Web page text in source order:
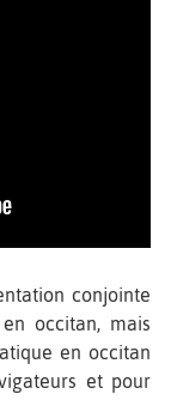
conjointe
occitan, mais
en occitan
et pour